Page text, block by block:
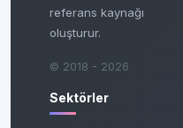
referans kaynağı
oluşturur.
© 2018 - 2026
Sektörler